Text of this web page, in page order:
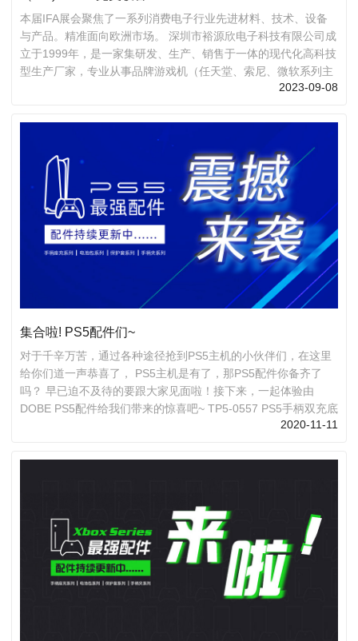
本届IFA展会聚焦了一系列消费电子行业先进材料、技术、设备
与产品。精准面向欧洲市场。 深圳市裕源欣电子科技有限公司成
立于1999年，是一家集研发、生产、销售于一体的现代化高科技
型生产厂家，专业从事品牌游戏机（任天堂、索尼、微软系列主
机等）配件及其衍生产品的生产与销售。目前所生产的产品已高
会现场的接待和洽谈，我们不仅拓展了业务联系，还加深了客户
对产品的认知和信任。这对我们未来的业务发展和品牌推广都具
有积极的意义。此外，我们还与一些客户达成了初步的合作意
向，为未来的合作...
2023-09-08
集合啦! PS5配件们~
对于千辛万苦，通过各种途径抢到PS5主机的小伙伴们，在这里
给你们道一声恭喜了， PS5主机是有了，那PS5配件你备齐了
吗？ 早已迫不及待的要跟大家见面啦！接下来，一起体验由
DOBE PS5配件给我们带来的惊喜吧~ TP5-0557 PS5手柄双充底
座 产品底部设有防滑胶垫，采用三角形大支架，放置十分平稳;
彰。 可以同时给2个PS5手柄充电，采用Type-c转接头充电，更
2020-11-11